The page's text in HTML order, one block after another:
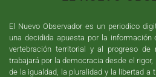
El Nuevo Observador es un periodico
una decidida apuesta por la información
vertebración territorial y al progreso de
trabajará por la democracia desde el
de la igualdad, la pluralidad y la libertad a